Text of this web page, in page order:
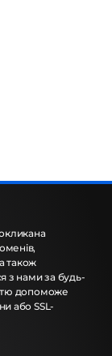
також
з нами за будь-
допоможе
або SSL-